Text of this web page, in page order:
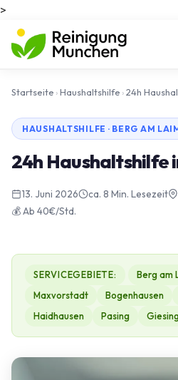
>
Startseite ›Haushaltshilfe ›24h
HAUSHALTSHILFE · BERG AM
24h Haushaltshilfe
13. Juni 2026 ca. 8 Min. Lesezeit
💰 Ab 40€/Std.
SERVICEGEBIETE: Berg am
Maxvorstadt
Bogenhausen
Haidhausen
Pasing